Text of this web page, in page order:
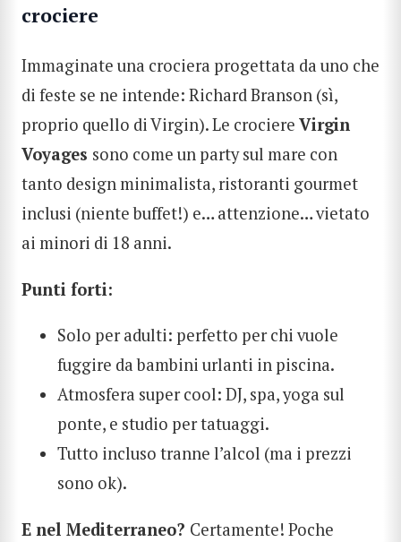
crociere
Immaginate una crociera progettata da uno che
di feste se ne intende: Richard Branson (sì,
proprio quello di Virgin). Le crociere Virgin
Voyages sono come un party sul mare con
tanto design minimalista, ristoranti gourmet
inclusi (niente buffet!) e… attenzione… vietato
ai minori di 18 anni.
Punti forti:
Solo per adulti: perfetto per chi vuole
fuggire da bambini urlanti in piscina.
Atmosfera super cool: DJ, spa, yoga sul
ponte, e studio per tatuaggi.
Tutto incluso tranne l’alcol (ma i prezzi
sono ok).
E nel Mediterraneo? Certamente! Poche